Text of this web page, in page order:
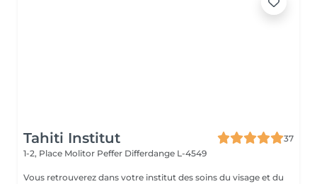
Tahiti Institut
37
1-2, Place Molitor Peffer Differdange L-4549
Vous retrouverez dans votre institut des soins du visage et du